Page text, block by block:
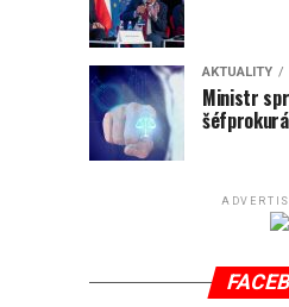
AKTUALITY
Ministr